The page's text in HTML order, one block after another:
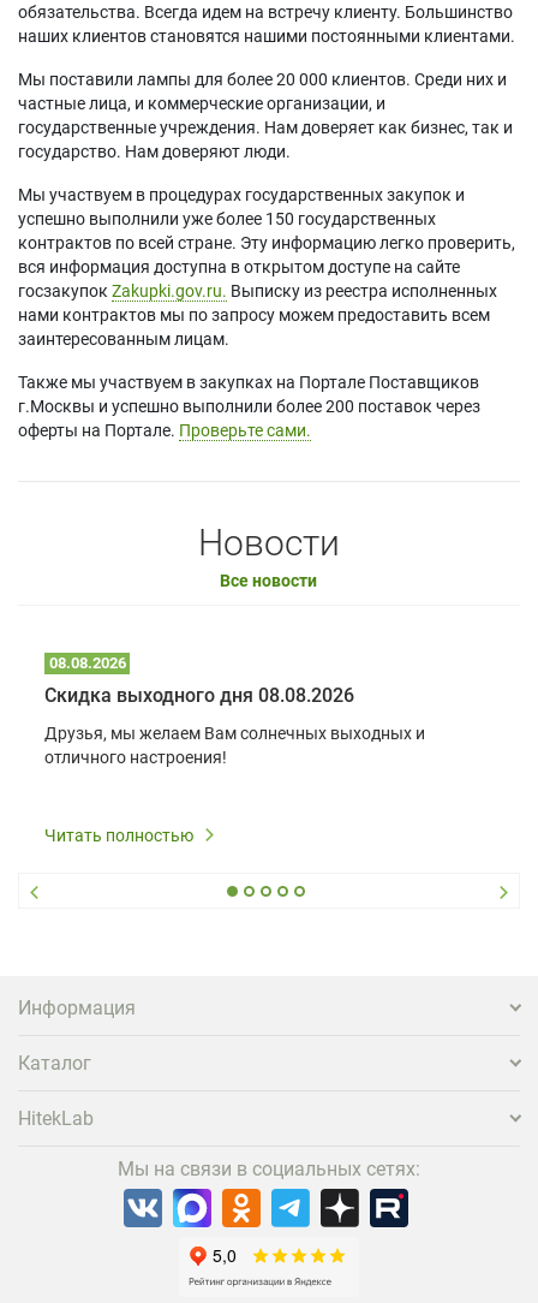
обязательства. Всегда идем на встречу клиенту. Большинство
наших клиентов становятся нашими постоянными клиентами.
Мы поставили лампы для более 20 000 клиентов. Среди них и
частные лица, и коммерческие организации, и
государственные учреждения. Нам доверяет как бизнес, так и
государство. Нам доверяют люди.
Мы участвуем в процедурах государственных закупок и
успешно выполнили уже более 150 государственных
контрактов по всей стране. Эту информацию легко проверить,
вся информация доступна в открытом доступе на сайте
госзакупок Zakupki.gov.ru. Выписку из реестра исполненных
нами контрактов мы по запросу можем предоставить всем
заинтересованным лицам.
Также мы участвуем в закупках на Портале Поставщиков
г.Москвы и успешно выполнили более 200 поставок через
оферты на Портале. Проверьте сами.
Новости
Все новости
08.08.2026
Скидка выходного дня 08.08.2026
Друзья, мы желаем Вам солнечных выходных и
отличного настроения!
Читать полностью
Информация
Каталог
HitekLab
Мы на связи в социальных сетях: